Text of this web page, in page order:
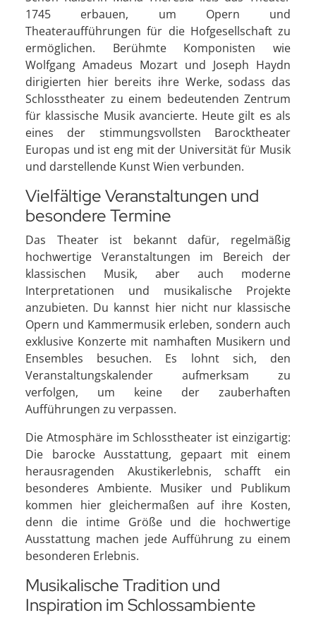
1745 erbauen, um Opern und
Theateraufführungen für die Hofgesellschaft zu
ermöglichen. Berühmte Komponisten wie
Wolfgang Amadeus Mozart und Joseph Haydn
dirigierten hier bereits ihre Werke, sodass das
Schlosstheater zu einem bedeutenden Zentrum
für klassische Musik avancierte. Heute gilt es als
eines der stimmungsvollsten Barocktheater
Europas und ist eng mit der Universität für Musik
und darstellende Kunst Wien verbunden.
Vielfältige Veranstaltungen und
besondere Termine
Das Theater ist bekannt dafür, regelmäßig
hochwertige Veranstaltungen im Bereich der
klassischen Musik, aber auch moderne
Interpretationen und musikalische Projekte
anzubieten. Du kannst hier nicht nur klassische
Opern und Kammermusik erleben, sondern auch
exklusive Konzerte mit namhaften Musikern und
Ensembles besuchen. Es lohnt sich, den
Veranstaltungskalender aufmerksam zu
verfolgen, um keine der zauberhaften
Aufführungen zu verpassen.
Die Atmosphäre im Schlosstheater ist einzigartig:
Die barocke Ausstattung, gepaart mit einem
herausragenden Akustikerlebnis, schafft ein
besonderes Ambiente. Musiker und Publikum
kommen hier gleichermaßen auf ihre Kosten,
denn die intime Größe und die hochwertige
Ausstattung machen jede Aufführung zu einem
besonderen Erlebnis.
Musikalische Tradition und
Inspiration im Schlossambiente